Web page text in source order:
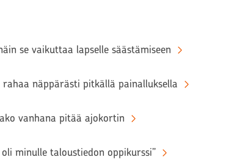
se vaikuttaa lapselle säästämiseen
näppärästi pitkällä painalluksella
vanhana pitää ajokortin
minulle taloustiedon oppikurssi”